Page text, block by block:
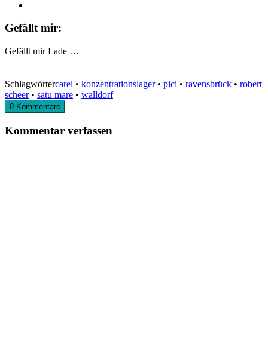
Gefällt mir:
Gefällt mir Lade …
Schlagwörtercarei • konzentrationslager• pici • ravensbrück • robert
scheer• satu mare • walldorf
0 Kommentare
Kommentar verfassen